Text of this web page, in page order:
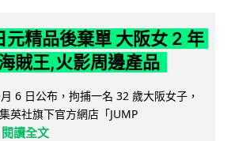
元精品後棄單 大阪女 2 年
賊王,火影周邊產品
6 日公布，拘捕一名 32 歲大阪女子，
英社旗下官方網店「JUMP
閱讀全文